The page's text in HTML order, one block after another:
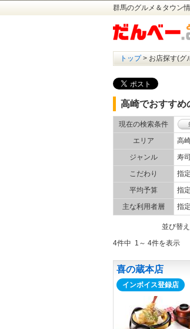
群馬のグルメ＆タウン
トップ> お店探す(グ
高崎でおすすめ
現在の検索条件
エリア
高
ジャンル
寿
こだわり
指
平均予算
指
主な利用者層
指
並び替え
4件中 1～ 4件を表示
喜の蔵本店
インボイス登録店